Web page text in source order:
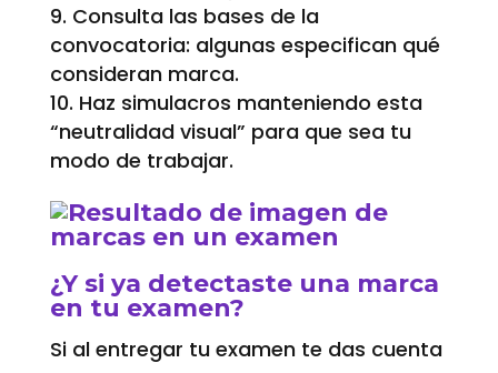
Consulta las bases de la
convocatoria: algunas especifican qué
consideran marca.
Haz simulacros manteniendo esta
“neutralidad visual” para que sea tu
modo de trabajar.
¿Y si ya detectaste una marca
en tu examen?
Si al entregar tu examen te das cuenta